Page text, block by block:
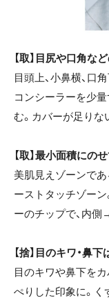
【取】目尻や口角な
目頭上、小鼻横、口
コンシーラーを少
む。カバーが足りな
【取】最小面積にの
美肌見えゾーンで
ーストタッチゾー
ーのチップで、内側
【捨】目のキワ・鼻
目のキワや鼻下を
ぺりした印象に。